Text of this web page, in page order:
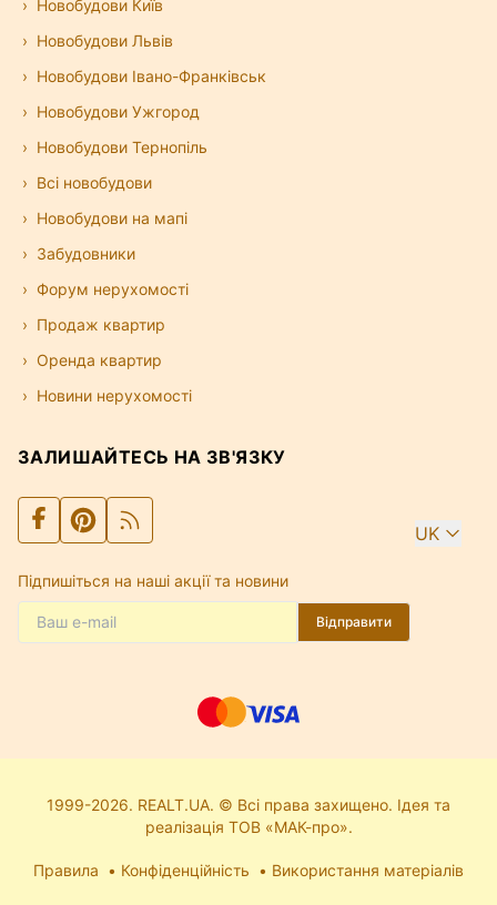
Новобудови Київ
Новобудови Львів
Новобудови Івано-Франківськ
Новобудови Ужгород
Новобудови Тернопіль
Всі новобудови
Новобудови на мапі
Забудовники
Форум нерухомості
Продаж квартир
Оренда квартир
Новини нерухомості
ЗАЛИШАЙТЕСЬ НА ЗВ'ЯЗКУ
UK
Підпишіться на наші акції та новини
Відправити
1999-2026. REALT.UA. © Всі права захищено. Ідея та
реалізація ТОВ «МАК-про».
Правила Конфіденційність Використання матеріалів